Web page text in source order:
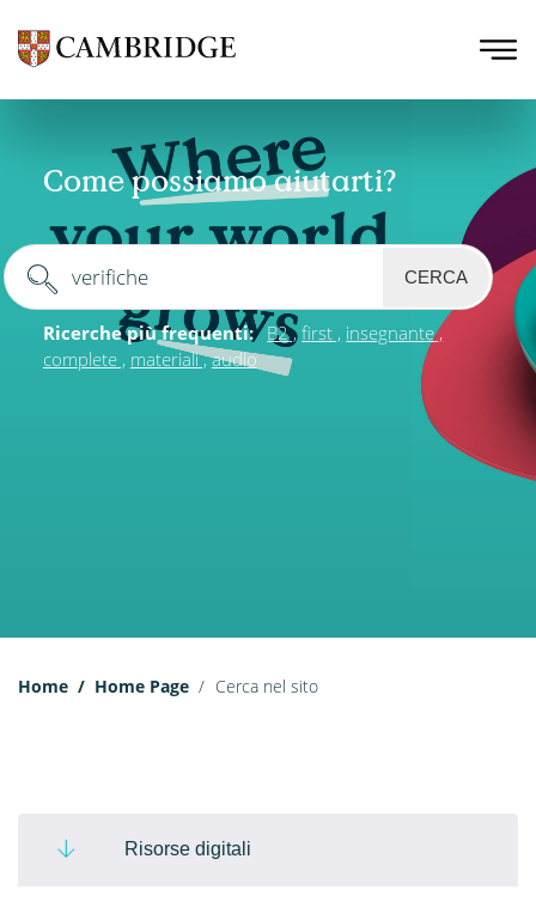
Come possiamo aiutarti?
CERCA
Ricerche più frequenti: B2 first insegnante
complete
materiali audio
Home Home Page Cerca nel sito
Risorse digitali